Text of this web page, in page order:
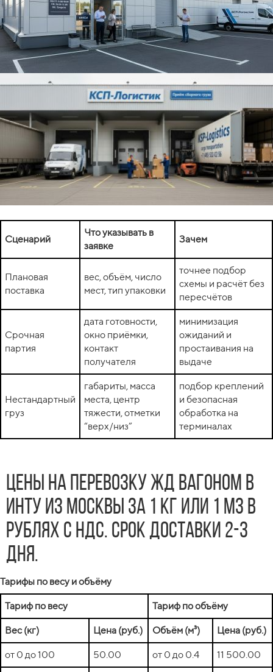
Сценарий
Что указывать в
заявке
Зачем
Плановая
поставка
вес, объём, число
мест, тип упаковки
точнее подбор
схемы и расчёт без
пересчётов
Срочная
партия
дата готовности,
окно приёмки,
контакт
получателя
минимизация
ожиданий и
простаивания на
выдаче
Нестандартный
груз
габариты, масса
места, центр
тяжести, отметки
“верх/низ”
подбор креплений
и безопасная
обработка на
терминалах
Цены на перевозку жд вагоном в
Инту из Москвы за 1 кг или 1 м3 в
рублях с НДС. Срок доставки 2-3
дня.
Тарифы по весу и объёму
Тариф по весу Тариф по объёму
Вес (кг) Цена (руб.) Объём (м³) Цена (руб.)
от 0 до 100 50.00 от 0 до 0.4 11 500.00